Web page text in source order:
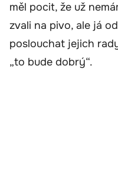
měl pocit, že už
zvali na pivo, ale já
poslouchat jejich
„to bude dobrý“.